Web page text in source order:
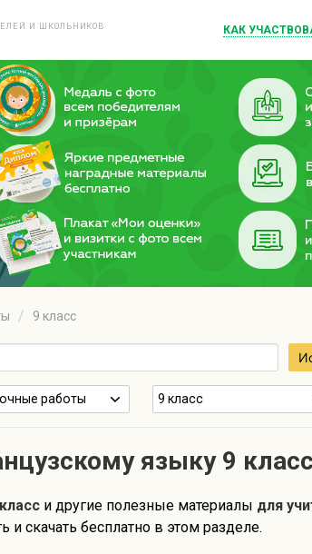
И ШКОЛЬНИКОВ КАК
9 класс
работы 9 класс
языку 9 класс
и другие полезные материалы для
скачать бесплатно в этом разделе.